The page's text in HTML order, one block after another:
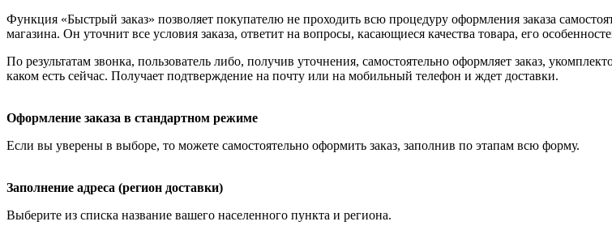
Функция «Быстрый заказ» позволяет покупателю не проходить всю процедуру оформления заказа
магазина. Он уточнит все условия заказа, ответит на вопросы, касающиеся качества товара, его
По результатам звонка, пользователь либо, получив уточнения, самостоятельно оформляет заказ,
каком есть сейчас. Получает подтверждение на почту или на мобильный телефон и ждет доставки.
Оформление заказа в стандартном режиме
Если вы уверены в выборе, то можете самостоятельно оформить заказ, заполнив по этапам всю форму.
Заполнение адреса (регион доставки)
Выберите из списка название вашего населенного пункта и региона.